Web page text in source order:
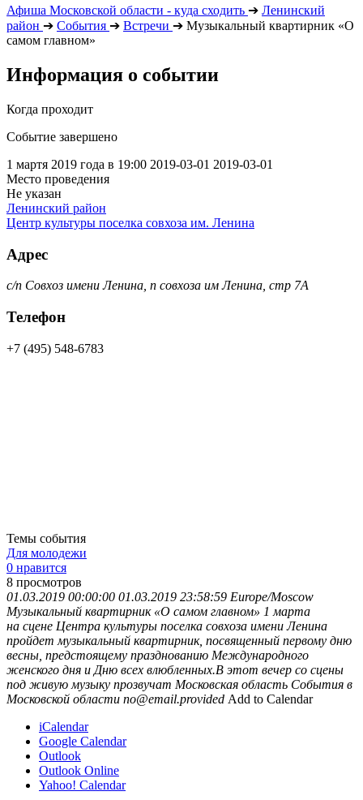
Афиша Московской области - куда сходить ➔ Ленинский
район ➔ События ➔ Встречи ➔ Музыкальный квартирник «О
самом главном»
Информация о событии
Когда проходит
Событие завершено
1 мартя 2019 года в 19:00 2019-03-01 2019-03-01
Место проведения
Не указан
Ленинский район
Центр культуры поселка совхоза им. Ленина
Адрес
с/п Совхоз имени Ленина, п совхоза им Ленина, стр 7А
Телефон
+7 (495) 548-6783
Темы события
Для молодежи
0 нравится
8 просмотров
01.03.2019 00:00:00 01.03.2019 23:58:59 Europe/Moscow
Музыкальный квартирник «О самом главном» 1 марта
на сцене Центра культуры поселка совхоза имени Ленина
пройдет музыкальный квартирник, посвященный первому дню
весны, предстоящему празднованию Международного
женского дня и Дню всех влюбленных.В этот вечер со сцены
под живую музыку прозвучат Московская область События в
Московской области no@email.provided Add to Calendar
iCalendar
Google Calendar
Outlook
Outlook Online
Yahoo! Calendar